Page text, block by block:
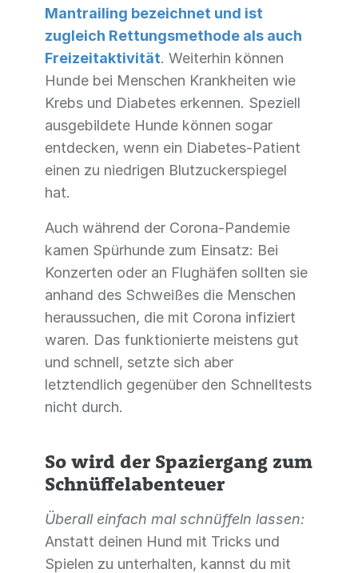
Mantrailing bezeichnet und ist
zugleich Rettungsmethode als auch
Freizeitaktivität. Weiterhin können
Hunde bei Menschen Krankheiten wie
Krebs und Diabetes erkennen. Speziell
ausgebildete Hunde können sogar
entdecken, wenn ein Diabetes-Patient
einen zu niedrigen Blutzuckerspiegel
hat.
Auch während der Corona-Pandemie
kamen Spürhunde zum Einsatz: Bei
Konzerten oder an Flughäfen sollten sie
anhand des Schweißes die Menschen
heraussuchen, die mit Corona infiziert
waren. Das funktionierte meistens gut
und schnell, setzte sich aber
letztendlich gegenüber den Schnelltests
nicht durch.
So wird der Spaziergang zum
Schnüffelabenteuer
Überall einfach mal schnüffeln lassen:
Anstatt deinen Hund mit Tricks und
Spielen zu unterhalten, kannst du mit